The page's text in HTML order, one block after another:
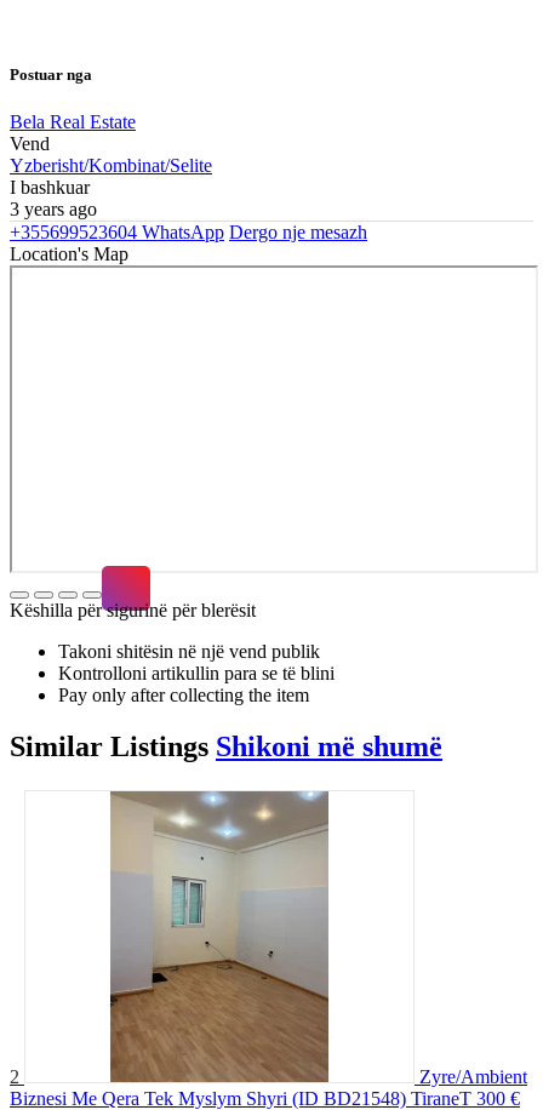
Postuar nga
Bela Real Estate
Vend
Yzberisht/Kombinat/Selite
I bashkuar
3 years ago
+355699523604 WhatsApp Dergo nje mesazh
Location's Map
Këshilla për sigurinë për blerësit
Takoni shitësin në një vend publik
Kontrolloni artikullin para se të blini
Pay only after collecting the item
Similar Listings Shikoni më shumë
2
Zyre/Ambient
Biznesi Me Qera Tek Myslym Shyri (ID BD21548) TiraneT 300 €